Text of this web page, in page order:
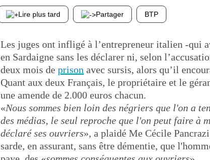
Lire plus tard Partager BTP
Les juges ont infligé à l’entrepreneur italien -qui
en Sardaigne sans les déclarer ni, selon
deux mois de prison avec sursis, alors qu’il
Quant aux deux Français, le propriétaire et le
une amende de 2.000 euros chacun.
«Nous sommes bien loin des négriers que l'on a
des médias, le seul reproche que l'on peut faire à
déclaré ses ouvriers», a plaidé Me Cécile
sarde, en assurant, sans être démentie, que